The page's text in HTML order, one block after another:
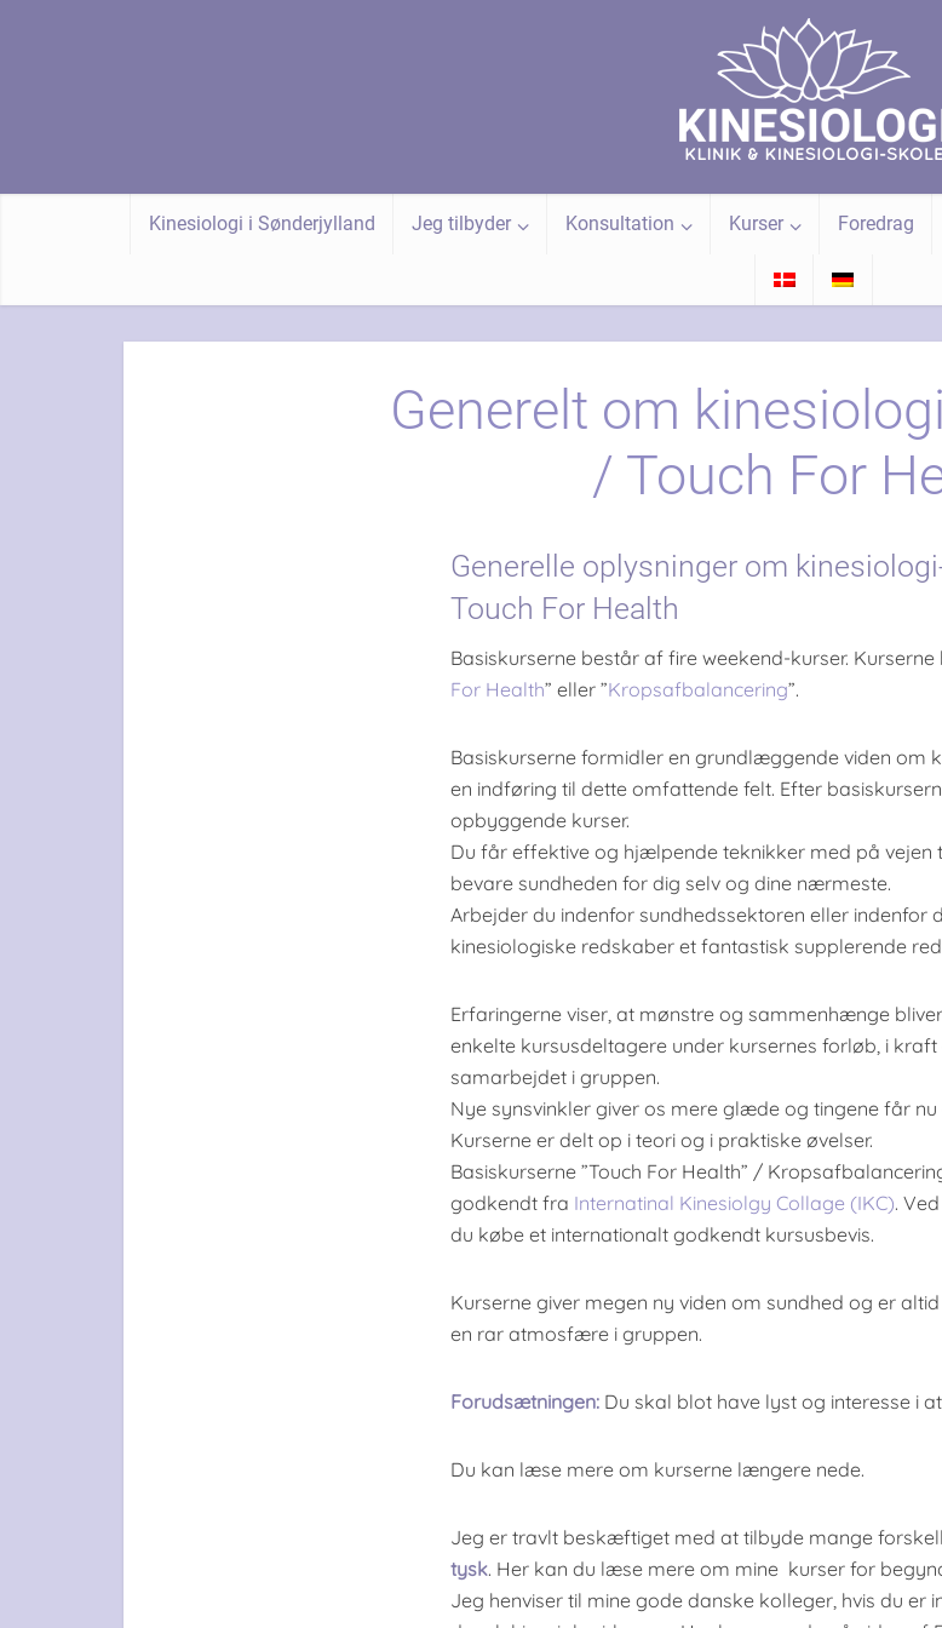
Kinesiologi i Sønderjylland Jeg tilbyder Konsultation Kurser Foredrag
Generelt om
/ Touch For
Generelle oplysninger om
Touch For Health
Basiskurserne består af fire weekend-kurser. Kurserne
For Health” eller ”Kropsafbalancering”.
Basiskurserne formidler en grundlæggende viden om
en indføring til dette omfattende felt. Efter
opbyggende kurser.
Du får effektive og hjælpende teknikker med på vejen
bevare sundheden for dig selv og dine nærmeste.
Arbejder du indenfor sundhedssektoren eller indenfor
kinesiologiske redskaber et fantastisk supplerende
Erfaringerne viser, at mønstre og sammenhænge
enkelte kursusdeltagere under kursernes forløb, i
samarbejdet i gruppen.
Nye synsvinkler giver os mere glæde og tingene får nu
Kurserne er delt op i teori og i praktiske øvelser.
Basiskurserne ”Touch For Health” /
godkendt fra Internatinal Kinesiolgy Collage (IKC).
du købe et internationalt godkendt kursusbevis.
Kurserne giver megen ny viden om sundhed og er
en rar atmosfære i gruppen.
Forudsætningen: Du skal blot have lyst og interesse i
Du kan læse mere om kurserne længere nede.
Jeg er travlt beskæftiget med at tilbyde mange
tysk. Her kan du læse mere om mine kurser for
Jeg henviser til mine gode danske kolleger, hvis du er